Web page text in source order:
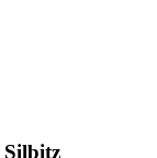
Silbitz